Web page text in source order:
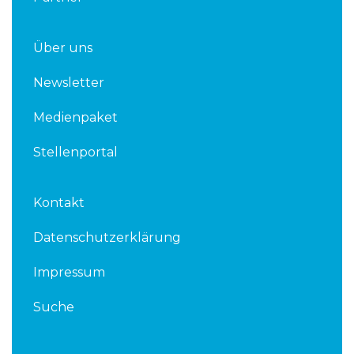
Über uns
Newsletter
Medienpaket
Stellenportal
Kontakt
Datenschutzerklärung
Impressum
Suche